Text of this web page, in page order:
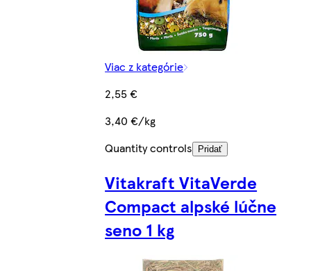
Viac z kategórie
2,55 €
3,40 €/kg
Quantity controls
Pridať
Vitakraft VitaVerde
Compact alpské lúčne
seno 1 kg